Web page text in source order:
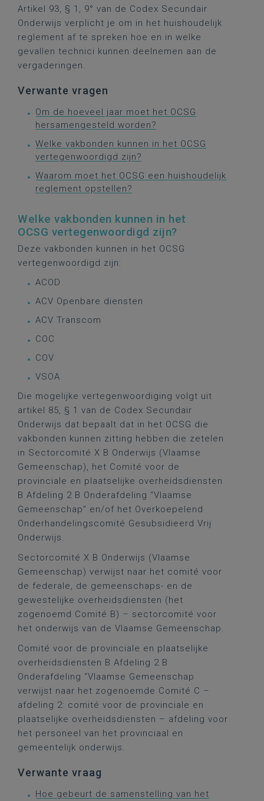
Artikel 93, § 1, 9° van de Codex Secundair
Onderwijs verplicht je om in het huishoudelijk
reglement af te spreken hoe en in welke
gevallen technici kunnen deelnemen aan de
vergaderingen.
Verwante vragen
Om de hoeveel jaar moet het OCSG
hersamengesteld worden?
Welke vakbonden kunnen in het OCSG
vertegenwoordigd zijn?
Waarom moet het OCSG een huishoudelijk
reglement opstellen?
Welke vakbonden kunnen in het
OCSG vertegenwoordigd zijn?
Deze vakbonden kunnen in het OCSG
vertegenwoordigd zijn:
ACOD
ACV Openbare diensten
ACV Transcom
COC
COV
VSOA
Die mogelijke vertegenwoordiging volgt uit
artikel 85, § 1 van de Codex Secundair
Onderwijs dat bepaalt dat in het OCSG die
vakbonden kunnen zitting hebben die zetelen
in Sectorcomité X B Onderwijs (Vlaamse
Gemeenschap), het Comité voor de
provinciale en plaatselijke overheidsdiensten
B Afdeling 2 B Onderafdeling “Vlaamse
Gemeenschap” en/of het Overkoepelend
Onderhandelingscomité Gesubsidieerd Vrij
Onderwijs.
Sectorcomité X B Onderwijs (Vlaamse
Gemeenschap) verwijst naar het comité voor
de federale, de gemeenschaps- en de
gewestelijke overheidsdiensten (het
zogenoemd Comité B) – sectorcomité voor
het onderwijs van de Vlaamse Gemeenschap.
Comité voor de provinciale en plaatselijke
overheidsdiensten B Afdeling 2 B
Onderafdeling “Vlaamse Gemeenschap
verwijst naar het zogenoemde Comité C –
afdeling 2: comité voor de provinciale en
plaatselijke overheidsdiensten – afdeling voor
het personeel van het provinciaal en
gemeentelijk onderwijs.
Verwante vraag
Hoe gebeurt de samenstelling van het